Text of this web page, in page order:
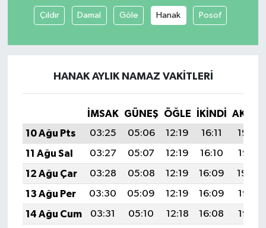
Çıldır Damal Göle Hanak Posof
HANAK AYLIK NAMAZ VAKITLERI
İMSAK GÜNEŞ ÖĞLE İKINDI
10 Ağu Pts
03:25 05:06 12:19 16:11
19:23
11 Ağu Sal
03:27 05:07 12:19 16:10
19:21
12 Ağu Çar
03:28 05:08 12:19 16:09
19:20
13 Ağu Per
03:30 05:09 12:19 16:09
19:19
14 Ağu Cum
03:31 05:10 12:18 16:08
19:17